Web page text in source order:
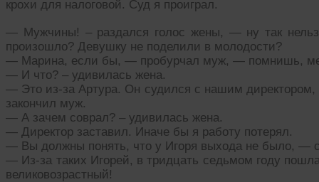
крохи для налоговой. Суд я проиграл.
— Мужчины! – раздался голос жены, — ну так
произошло? Девушку не поделили в молодости?
— Марина, если бы, — пробурчал муж, — помнишь,
— И что? – удивилась жена.
— Это из-за Артура. Он судился с нашим
закончил муж.
— А зачем соврал? – удивилась жена.
— Директор заставил. Иначе бы я работу потерял.
— Вы должны понять, что у Игоря выхода не было, —
— Из-за таких Игорей, в тридцать седьмом году
великовозрастный!